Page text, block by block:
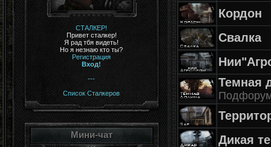
СТАЛКЕР!
Привет сталкер!
Я рад тбя видеть!
Но я незнаю кто ты?
Регистрация
Вход!
---
Список Сталкеров
Мини-чат
Кордон
Свалка
Темная
Дикая